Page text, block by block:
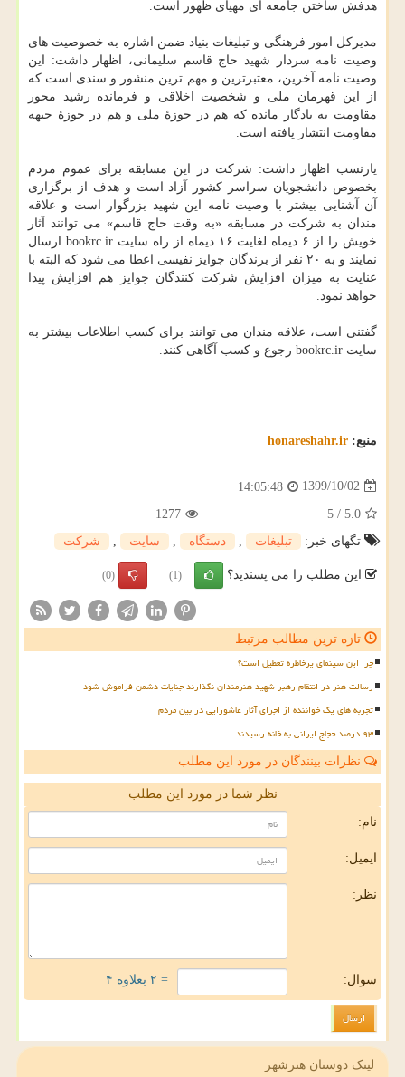
هدفش ساختن جامعه ای مهیای ظهور است.
مدیرکل امور فرهنگی و تبلیغات بنیاد ضمن اشاره به خصوصیت های
وصیت نامه سردار شهید حاج قاسم سلیمانی، اظهار داشت: این
وصیت نامه آخرین، معتبرترین و مهم ترین منشور و سندی است که
از این قهرمان ملی و شخصیت اخلاقی و فرمانده رشید محور
مقاومت به یادگار مانده که هم در حوزهٔ ملی و هم در حوزهٔ جبهه
مقاومت انتشار یافته است.
یارنسب اظهار داشت: شرکت در این مسابقه برای عموم مردم
بخصوص دانشجویان سراسر کشور آزاد است و هدف از برگزاری
آن آشنایی بیشتر با وصیت نامه این شهید بزرگوار است و علاقه
مندان به شرکت در مسابقه «به وقت حاج قاسم» می توانند آثار
خویش را از ۶ دیماه لغایت ۱۶ دیماه از راه سایت bookrc.ir ارسال
نمایند و به ۲۰ نفر از برندگان جوایز نفیسی اعطا می شود که البته با
عنایت به میزان افزایش شرکت کنندگان جوایز هم افزایش پیدا
خواهد نمود.
گفتنی است، علاقه مندان می توانند برای کسب اطلاعات بیشتر به
سایت bookrc.ir رجوع و کسب آگاهی کنند.
منبع: honareshahr.ir
1399/10/02
14:05:48
5.0
/
5
1277
تگهای خبر:
تبلیغات دستگاه سایت شركت
این مطلب را می پسندید؟ (1)
(0)
تازه ترین مطالب مرتبط
چرا این سینمای پرخاطره تعطیل است؟
رسالت هنر در انتقام رهبر شهید هنرمندان نگذارند جنایات دشمن فراموش شود
تجربه های یک خواننده از اجرای آثار عاشورایی در بین مردم
۹۳ درصد حجاج ایرانی به خانه رسیدند
نظرات بینندگان در مورد این مطلب
نظر شما در مورد این مطلب
نام:
ایمیل:
نظر:
سوال: = ۲ بعلاوه ۴
لینک دوستان هنرشهر